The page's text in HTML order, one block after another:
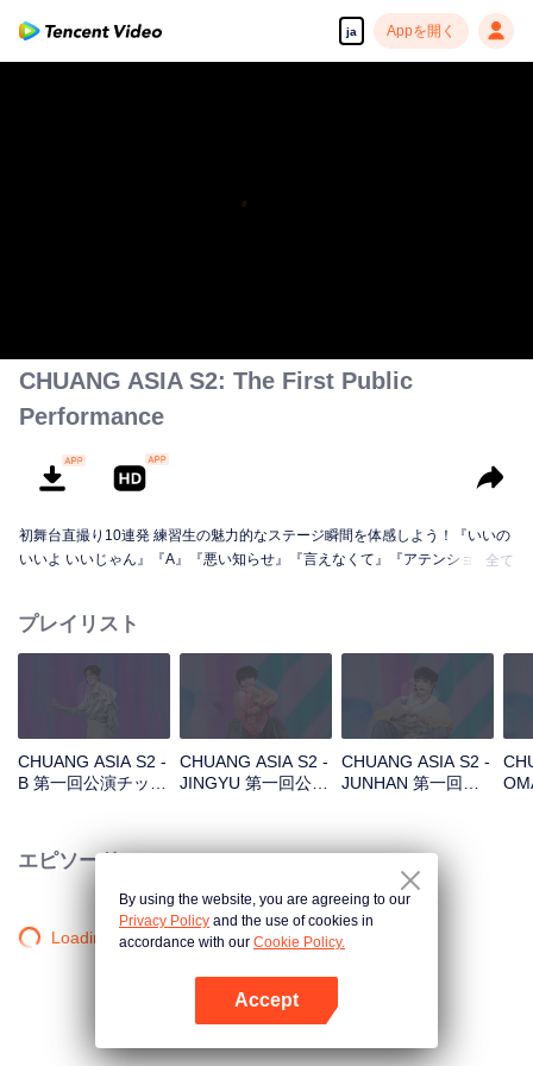
ja Appを開く
CHUANG ASIA S2: The First Public
Performance
初舞台直撮り10連発 練習生の魅力的なステージ瞬間を体感しよう！『いいの
いいよ いいじゃん』『A』『悪い知らせ』『言えなくて』『アテンション』
全て
プレイリスト
CHUANG ASIA S2 -
B 第一回公演チッケ
CHUANG ASIA S2 -
JINGYU 第一回公演
CHUANG ASIA S2 -
JUNHAN 第一回公
エピソード
Loading…
By using the website, you are agreeing to our
Privacy Policy and the use of cookies in
accordance with our Cookie Policy.
Accept